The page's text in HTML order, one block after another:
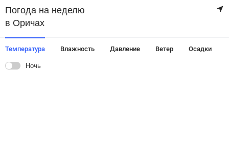
Погода на неделю
в Оричах
Температура Влажность Давление Ветер Осадки
Ночь